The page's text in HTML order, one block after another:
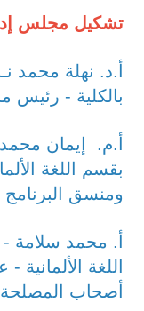
تشكيل مجلس
أ.د. نهلة محمد
بالكلية - رئيس
أ.م. إيمان محمد
بقسم اللغة
ومنسق البرنامج
اللغة
أصحاب المصلحة